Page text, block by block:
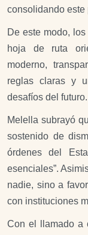
consolidando este
De este modo,
hoja de ruta
moderno,
reglas claras y
desafíos del futuro.
Melella subrayó q
sostenido de
órdenes del
esenciales”.
nadie, sino a
con instituciones
Con el llamado a